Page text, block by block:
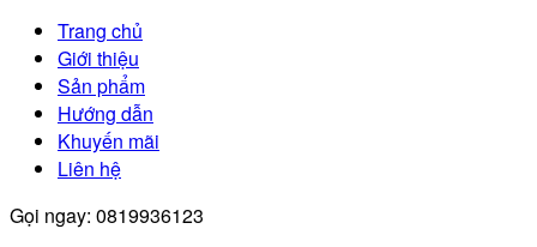
Trang chủ
Giới thiệu
Sản phẩm
Hướng dẫn
Khuyến mãi
Liên hệ
Gọi ngay: 0819936123